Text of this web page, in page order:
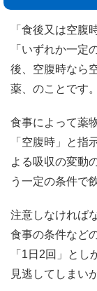
「食後又は空腹
「いずれか一定
後、空腹時なら
薬、のことです。
食事によって薬
「空腹時」と指
よる吸収の変動
う一定の条件で
注意しなければ
食事の条件など
「1日2回」とし
見逃してしまい